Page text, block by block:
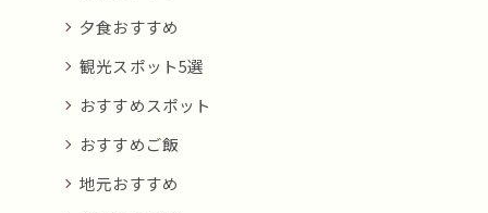
夕食おすすめ
観光スポット5選
おすすめスポット
おすすめご飯
地元おすすめ